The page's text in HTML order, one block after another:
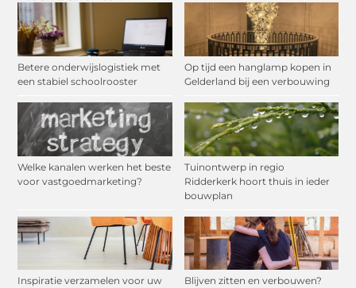
Betere onderwijslogistiek met
een stabiel schoolrooster
Op tijd een hanglamp kopen in
Gelderland bij een verbouwing
Welke kanalen werken het beste
voor vastgoedmarketing?
Tuinontwerp in regio
Ridderkerk hoort thuis in ieder
bouwplan
Inspiratie verzamelen voor uw
Blijven zitten en verbouwen?